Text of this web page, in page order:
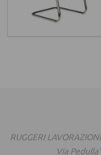
RUGGERI
Via